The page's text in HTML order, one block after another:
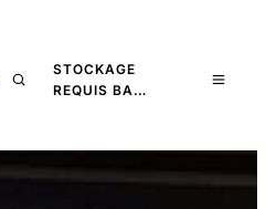
STOCKAGE
REQUIS BA…